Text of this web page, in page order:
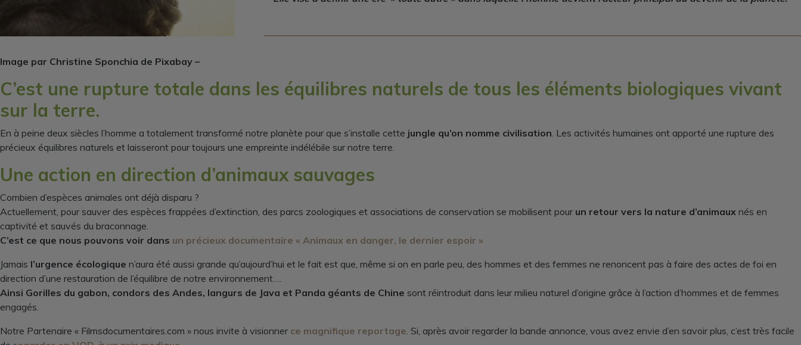
Image par Christine Sponchia de Pixabay –
C’est une rupture totale dans les équilibres naturels de tous les éléments biologiques vivant
sur la terre.
En à peine deux siècles l’homme a totalement transformé notre planète pour que s’installe cette jungle qu’on nomme civilisation. Les activités humaines ont apporté une rupture des
précieux équilibres naturels et laisseront pour toujours une empreinte indélébile sur notre terre.
Une action en direction d’animaux sauvages
Combien d’espèces animales ont déjà disparu ?
Actuellement, pour sauver des espèces frappées d’extinction, des parcs zoologiques et associations de conservation se mobilisent pour un retour vers la nature d’animaux nés en
captivité et sauvés du braconnage.
C’est ce que nous pouvons voir dans un précieux documentaire « Animaux en danger, le dernier espoir »
Jamais l’urgence écologique n’aura été aussi grande qu’aujourd’hui et le fait est que, même si on en parle peu, des hommes et des femmes ne renoncent pas à faire des actes de foi en
direction d’une restauration de l’équilibre de notre environnement….
Ainsi Gorilles du gabon, condors des Andes, langurs de Java et Panda géants de Chine sont réintroduit dans leur milieu naturel d’origine grâce à l’action d’hommes et de femmes
engagés.
Notre Partenaire « Filmsdocumentaires.com » nous invite à visionner ce magnifique reportage. Si, après avoir regarder la bande annonce, vous avez envie d’en savoir plus, c’est très facile